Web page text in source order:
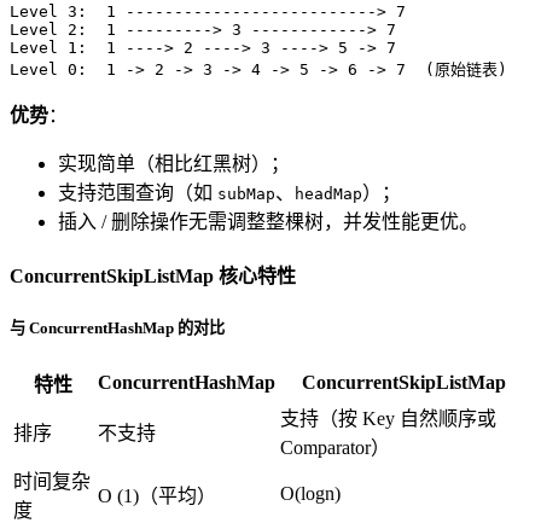
Level 3:  1 --------------------------> 7
Level 2:  1 ---------> 3 ------------> 7
Level 1:  1 ----> 2 ----> 3 ----> 5 -> 7
Level 0:  1 -> 2 -> 3 -> 4 -> 5 -> 6 -> 7  (原始链表)
优势：
实现简单（相比红黑树）；
支持范围查询（如 subMap、 headMap）；
插入 / 删除操作无需调整整棵树，并发性能更优。
ConcurrentSkipListMap 核心特性
与 ConcurrentHashMap 的对比
特性 ConcurrentHashMap ConcurrentSkipListMap
排序 不支持
支持（按 Key 自然顺序或
Comparator）
时间复杂
度
O (1)（平均） O(logn)